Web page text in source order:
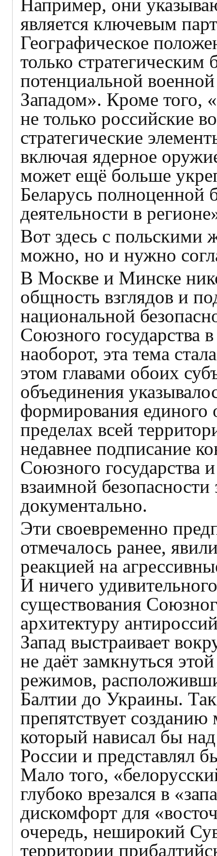
Например, они
является ключевым
Географическое
только
потенциальной
Западом». Кроме того,
не только российские
стратегические
включая ядерное
может ещё больше
Беларусь полноценной
деятельности в
Вот здесь с польскими
можно, но и нужно
В Москве и Минске
общность взглядов и
национальной
Союзного государства
наоборот, эта тема
этом главами обоих
объединения
формирования единого
пределах всей
недавнее подписание
Союзного государства
взаимной безопасности
документально.
Эти своевременно
отмечалось ранее,
реакцией на
И ничего
существования
архитектуру
Запад выстраивает
не даёт замкнуться
режимов,
Балтии до Украины.
препятствует
который нависал бы
России и представлял
Мало того,
глубоко врезался в
дискомфорт для
очередь, неширокий
территории